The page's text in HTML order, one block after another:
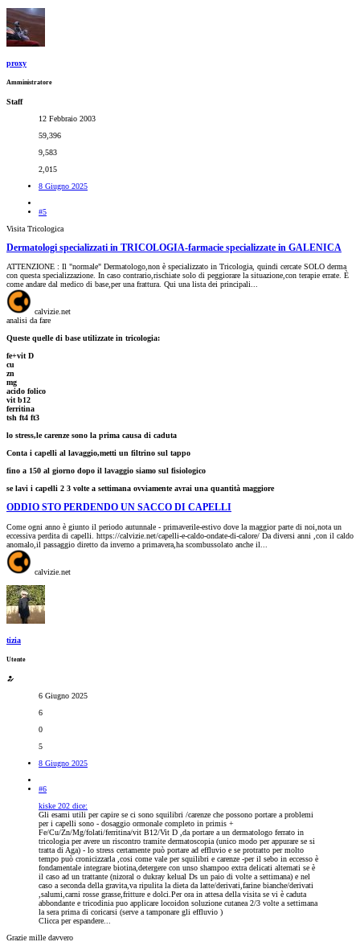
proxy
Amministratore
Staff
12 Febbraio 2003
59,396
9,583
2,015
8 Giugno 2025
#5
Visita Tricologica
Dermatologi specializzati in TRICOLOGIA-farmacie specializzate in GALENICA
ATTENZIONE : Il "normale" Dermatologo,non è specializzato in Tricologia, quindi cercate SOLO derma
con questa specializzazione. In caso contrario,rischiate solo di peggiorare la situazione,con terapie errate. È
come andare dal medico di base,per una frattura. Qui una lista dei principali...
calvizie.net
analisi da fare
Queste quelle di base utilizzate in tricologia:
fe+vit D
cu
zn
mg
acido folico
vit b12
ferritina
tsh ft4 ft3
lo stress,le carenze sono la prima causa di caduta
Conta i capelli al lavaggio,metti un filtrino sul tappo
fino a 150 al giorno dopo il lavaggio siamo sul fisiologico
se lavi i capelli 2 3 volte a settimana ovviamente avrai una quantità maggiore
ODDIO STO PERDENDO UN SACCO DI CAPELLI
Come ogni anno è giunto il periodo autunnale - primaverile-estivo dove la maggior parte di noi,nota un
eccessiva perdita di capelli. https://calvizie.net/capelli-e-caldo-ondate-di-calore/ Da diversi anni ,con il caldo
anomalo,il passaggio diretto da inverno a primavera,ha scombussolato anche il...
calvizie.net
tizia
Utente
6 Giugno 2025
6
0
5
8 Giugno 2025
#6
kiske 202 dice:
Gli esami utili per capire se ci sono squilibri /carenze che possono portare a problemi
per i capelli sono - dosaggio ormonale completo in primis +
Fe/Cu/Zn/Mg/folati/ferritina/vit B12/Vit D ,da portare a un dermatologo ferrato in
tricologia per avere un riscontro tramite dermatoscopia (unico modo per appurare se si
tratta di Aga) - lo stress certamente può portare ad effluvio e se protratto per molto
tempo può cronicizzarla ,cosi come vale per squilibri e carenze -per il sebo in eccesso è
fondamentale integrare biotina,detergere con unso shampoo extra delicati alternati se è
il caso ad un trattante (nizoral o dukray kelual Ds un paio di volte a settimana) e nel
caso a seconda della gravita,va ripulita la dieta da latte/derivati,farine bianche/derivati
,salumi,carni rosse grasse,fritture e dolci.Per ora in attesa della visita se vi è caduta
abbondante e tricodinia puo applicare locoidon soluzione cutanea 2/3 volte a settimana
la sera prima di coricarsi (serve a tamponare gli effluvio )
Clicca per espandere...
Grazie mille davvero